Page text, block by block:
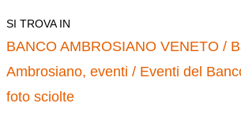
SI TROVA IN
BANCO AMBROSIANO VENETO /
Ambrosiano, eventi / Eventi del
foto sciolte